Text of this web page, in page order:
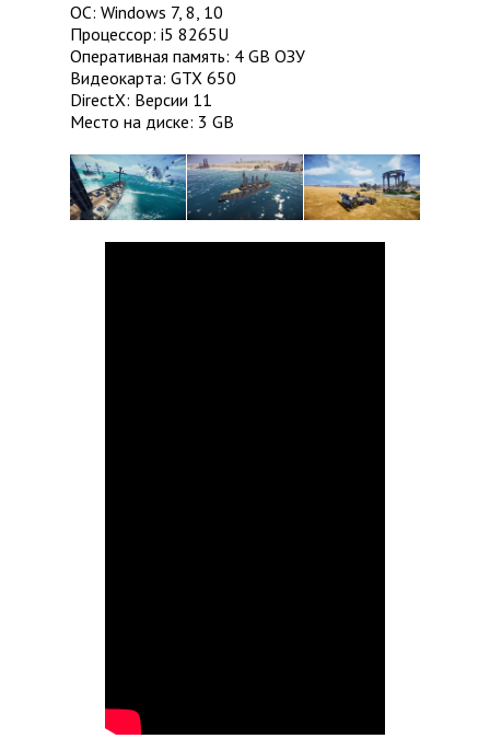
ОС: Windows 7, 8, 10
Процессор: i5 8265U
Оперативная память: 4 GB ОЗУ
Видеокарта: GTX 650
DirectX: Версии 11
Место на диске: 3 GB